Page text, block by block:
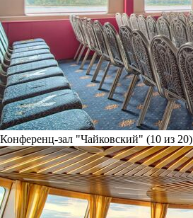
Конференц-зал "Чайковский" (10 из 20)